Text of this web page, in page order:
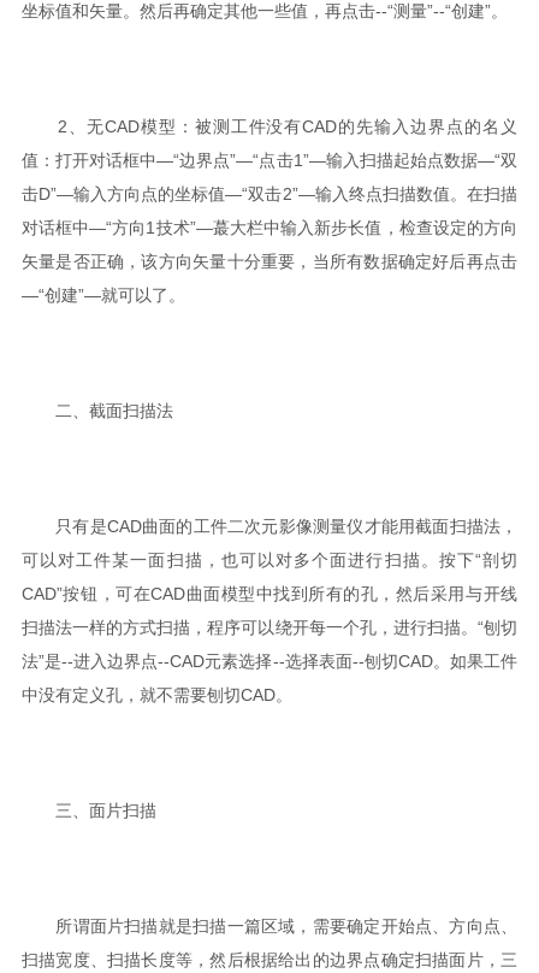
坐标值和矢量。然后再确定其他一些值，再点击--“测量”--“创建”。
2、无CAD模型：被测工件没有CAD的先输入边界点的名义
值：打开对话框中—“边界点”—“点击1”—输入扫描起始点数据—“双
击D”—输入方向点的坐标值—“双击2”—输入终点扫描数值。在扫描
对话框中—“方向1技术”—蕞大栏中输入新步长值，检查设定的方向
矢量是否正确，该方向矢量十分重要，当所有数据确定好后再点击
—“创建”—就可以了。
二、截面扫描法
只有是CAD曲面的工件二次元影像测量仪才能用截面扫描法，
可以对工件某一面扫描，也可以对多个面进行扫描。按下“剖切
CAD”按钮，可在CAD曲面模型中找到所有的孔，然后采用与开线
扫描法一样的方式扫描，程序可以绕开每一个孔，进行扫描。“刨切
法”是--进入边界点--CAD元素选择--选择表面--刨切CAD。如果工件
中没有定义孔，就不需要刨切CAD。
三、面片扫描
所谓面片扫描就是扫描一篇区域，需要确定开始点、方向点、
扫描宽度、扫描长度等，然后根据给出的边界点确定扫描面片，三